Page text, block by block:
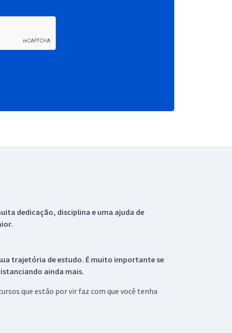
dedicação, disciplina e uma ajuda de
trajetória de estudo. É muito importante se
ainda mais.
que estão por vir faz com que você tenha